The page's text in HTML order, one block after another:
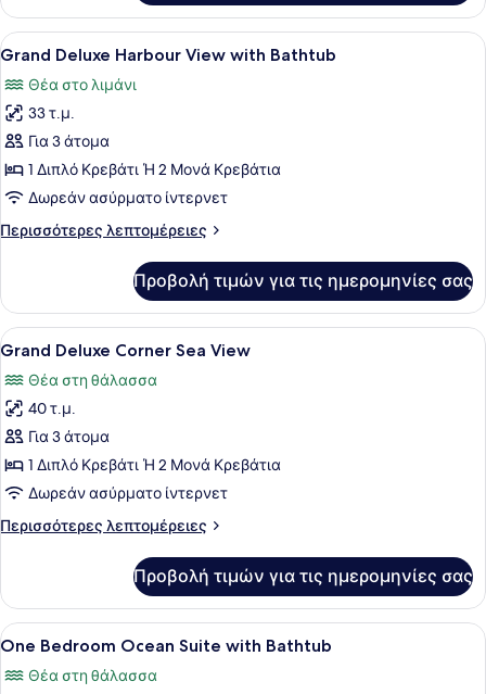
Sea
View
Προβολή
όλων
των
φωτογραφιών
για
Grand
Deluxe
View
Ένα σύγχρονο δωμάτιο
9
Grand Deluxe Harbour View with Bathtub
Θέα στο λιμάνι
33 τ.μ.
Για 3 άτομα
1 Διπλό Κρεβάτι Ή 2 Μονά Κρεβάτια
Δωρεάν ασύρματο ίντερνετ
Περισσότερες λεπτομέρειες
Περισσότερες
Deluxe
Harbour
View
Bathtub
Προβολή τιμών για τις ημερομηνίες σας
Προβολή
όλων
των
φωτογραφιών
για
Grand
Deluxe
Sea
Ένα σύγχρονο δωμάτιο
9
Grand Deluxe Corner Sea View
Θέα στη θάλασσα
40 τ.μ.
Για 3 άτομα
1 Διπλό Κρεβάτι Ή 2 Μονά Κρεβάτια
Δωρεάν ασύρματο ίντερνετ
Περισσότερες λεπτομέρειες
Περισσότερες
Deluxe
Corner
Sea
Προβολή τιμών για τις ημερομηνίες σας
Προβολή
όλων
των
Ένα σύγχρονο μπάνιο με έναν
15
One Bedroom Ocean Suite with Bathtub
Θέα στη θάλασσα